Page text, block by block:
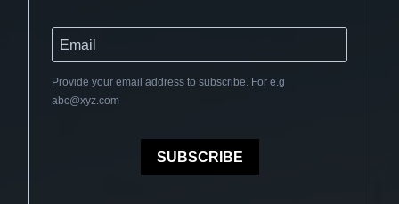
Provide your email address to subscribe. For e.g
abc@xyz.com
SUBSCRIBE